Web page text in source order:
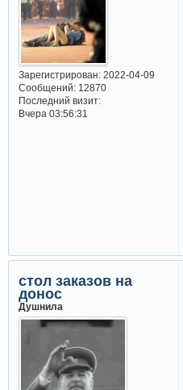
Зарегистрирован: 2022-04-09
Сообщений:12870
Последний визит:
Вчера 03:56:31
стол заказов на
донос
Душнила